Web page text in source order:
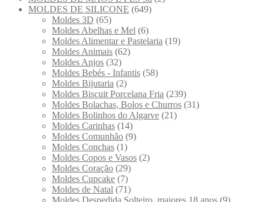
MOLDES DE SILICONE (649)
Moldes 3D (65)
Moldes Abelhas e Mel (6)
Moldes Alimentar e Pastelaria (19)
Moldes Animais (62)
Moldes Anjos (32)
Moldes Bebés - Infantis (58)
Moldes Bijutaria (2)
Moldes Biscuit Porcelana Fria (239)
Moldes Bolachas, Bolos e Churros (31)
Moldes Bolinhos do Algarve (21)
Moldes Carinhas (14)
Moldes Comunhão (9)
Moldes Conchas (1)
Moldes Copos e Vasos (2)
Moldes Coração (29)
Moldes Cupcake (7)
Moldes de Natal (71)
Moldes Despedida Solteiro, maiores 18 anos (9)